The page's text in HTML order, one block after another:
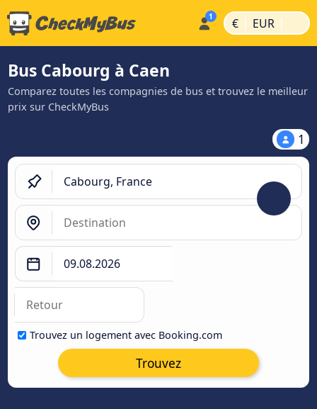
€ | EUR |
Bus Cabourg à Caen
Comparez toutes les compagnies de bus et trouvez le meilleur
prix sur CheckMyBus
1
Trouvez un logement avec Booking.com
Trouvez